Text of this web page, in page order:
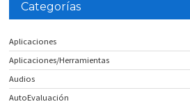
Categorías
Aplicaciones
Aplicaciones/Herramientas
Audios
AutoEvaluación